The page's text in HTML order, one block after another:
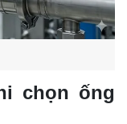
chọn ống